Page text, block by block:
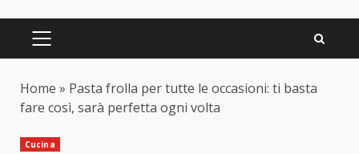
PRIMARY
Home » Pasta frolla per tutte le occasioni: ti basta
fare così, sarà perfetta ogni volta
Cucina